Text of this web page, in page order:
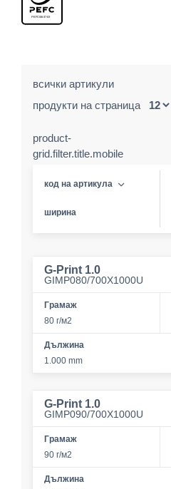
всички артикули
продукти на страница
product-
grid.filter.title.mobile
код на артикула
ширина
G-Print 1.0
GIMP080/700X1000U
Грамаж
80 г/м2
Дължина
1.000 mm
G-Print 1.0
GIMP090/700X1000U
Грамаж
90 г/м2
Дължина